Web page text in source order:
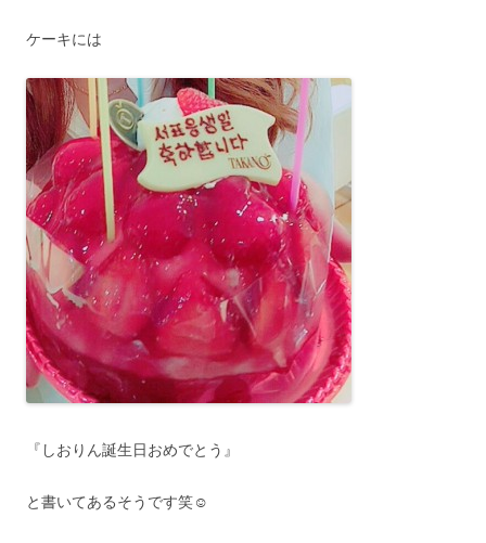
ケーキには
『しおりん誕生日おめでとう』
と書いてあるそうです笑☺︎